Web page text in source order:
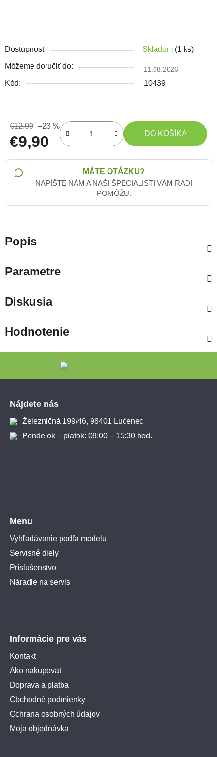
Dostupnosť Skladom (1 ks)
Môžeme doručiť do: 11.08.2026
Kód: 10439
€12,99 –23 %
€9,90 DO KOŠÍKA
MÁTE OTÁZKU?
NAPÍŠTE NÁM A NAŠI ŠPECIALISTI VÁM RADI
POMÔŽU.
Popis
Parametre
Diskusia
Hodnotenie
Nájdete nás
Železničná 199/46, 98401 Lučenec
Pondelok – piatok: 08:00 – 15:30 hod.
Menu
Vyhľadávanie podľa modelu
Servisné diely
Príslušenstvo
Náradie na servis
Informácie pre vás
Kontakt
Ako nakupovať
Doprava a platba
Obchodné podmienky
Ochrana osobných údajov
Moja objednávka